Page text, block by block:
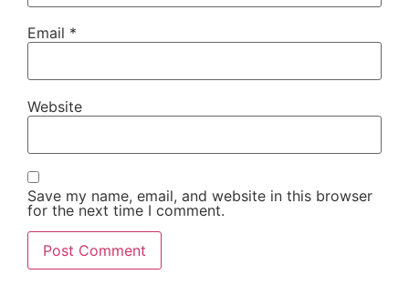
Email *
Website
Save my name, email, and website in this browser
for the next time I comment.